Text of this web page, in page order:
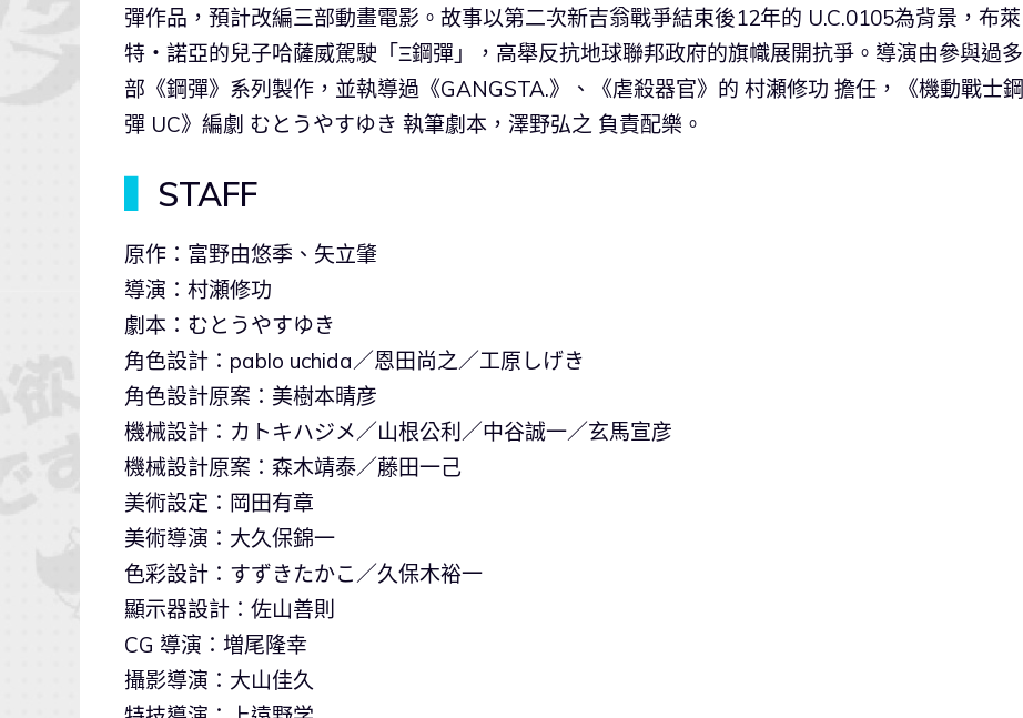
彈作品，預計改編三部動畫電影。故事以第二次新吉翁戰爭結束後12年的 U.C.0105為背景，布萊
特‧諾亞的兒子哈薩威駕駛「Ξ鋼彈」，高舉反抗地球聯邦政府的旗幟展開抗爭。導演由參與過多
部《鋼彈》系列製作，並執導過《GANGSTA.》、《虐殺器官》的 村瀬修功 擔任，《機動戰士鋼
彈 UC》編劇 むとうやすゆき 執筆劇本，澤野弘之 負責配樂。
STAFF
原作：富野由悠季、矢立肇
導演：村瀬修功
劇本：むとうやすゆき
角色設計：pablo uchida／恩田尚之／工原しげき
角色設計原案：美樹本晴彦
機械設計：カトキハジメ／山根公利／中谷誠一／玄馬宣彦
機械設計原案：森木靖泰／藤田一己
美術設定：岡田有章
美術導演：大久保錦一
色彩設計：すずきたかこ／久保木裕一
顯示器設計：佐山善則
CG 導演：増尾隆幸
攝影導演：大山佳久